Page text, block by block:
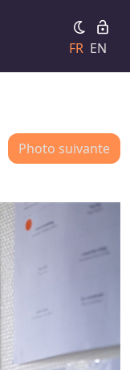
FR EN
Photo suivante